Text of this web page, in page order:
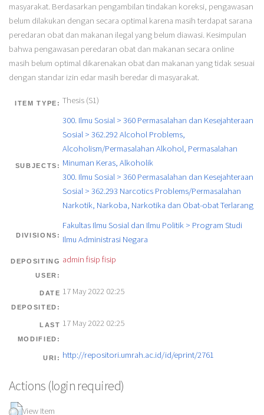
masyarakat. Berdasarkan pengambilan tindakan koreksi, pengawasan
belum dilakukan dengan secara optimal karena masih terdapat sarana
peredaran obat dan makanan ilegal yang belum diawasi. Kesimpulan
bahwa pengawasan peredaran obat dan makanan secara online
masih belum optimal dikarenakan obat dan makanan yang tidak sesuai
dengan standar izin edar masih beredar di masyarakat.
ITEM TYPE: Thesis (S1)
SUBJECTS:
300. Ilmu Sosial > 360 Permasalahan dan Kesejahteraan
Sosial > 362.292 Alcohol Problems,
Alcoholism/Permasalahan Alkohol, Permasalahan
Minuman Keras, Alkoholik
300. Ilmu Sosial > 360 Permasalahan dan Kesejahteraan
Sosial > 362.293 Narcotics Problems/Permasalahan
Narkotik, Narkoba, Narkotika dan Obat-obat Terlarang
DIVISIONS:
Fakultas Ilmu Sosial dan Ilmu Politik > Program Studi
Ilmu Administrasi Negara
DEPOSITING
USER:
admin fisip fisip
DATE
DEPOSITED:
17 May 2022 02:25
LAST
MODIFIED:
17 May 2022 02:25
URI: http://repositori.umrah.ac.id/id/eprint/2761
Actions (login required)
View Item